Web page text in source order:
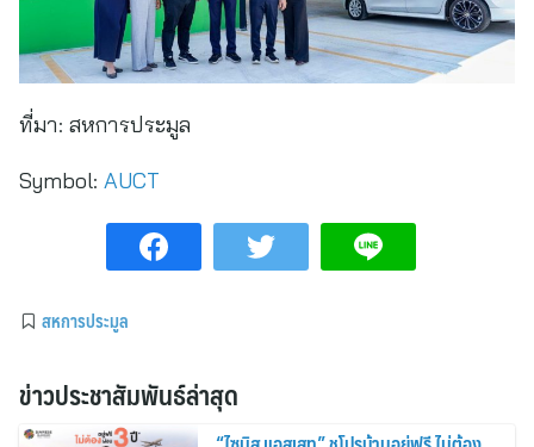
ที่มา: สหการประมูล
Symbol: AUCT
สหการประมูล
ข่าวประชาสัมพันธ์ล่าสุด